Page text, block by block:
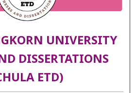
UNIVERSITY
DISSERTATIONS
ETD)